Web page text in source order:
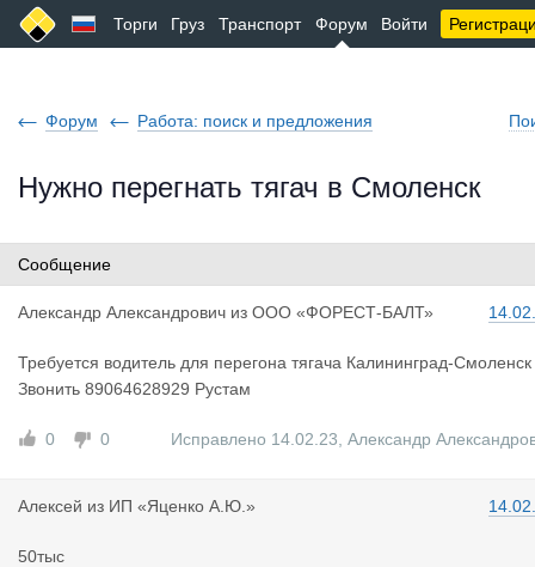
Торги Груз Транспорт Форум Войти
Форум Работа: поиск и предложения
Нужно перегнать тягач в Смоленск
Сообщение
Александр Александрович из ООО «ФОРЕСТ-БАЛТ»
Требуется водитель для перегона тягача Калининград-Смоленск
Звонить 89064628929 Рустам
0 0 Исправлено 14.02.23 Александр
Алексей из ИП «Яценко А.Ю.»
50тыс